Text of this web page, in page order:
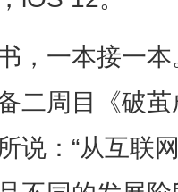
，一本接一
二周目《破
说：“从互联